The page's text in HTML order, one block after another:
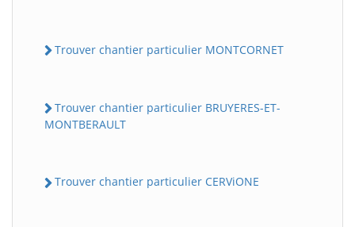
Trouver chantier particulier MONTCORNET
Trouver chantier particulier BRUYERES-ET-
MONTBERAULT
Trouver chantier particulier CERViONE